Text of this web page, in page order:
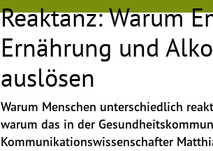
Reaktanz: Warum
Ernährung und
auslösen
Warum Menschen unterschiedlich
warum das in der
Kommunikationswissenschafter